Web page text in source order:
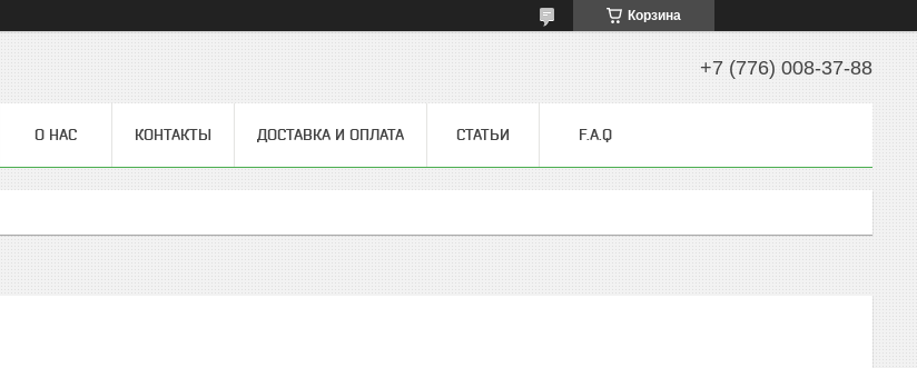
Корзина
+7 (776) 008-37-88
О НАС КОНТАКТЫ ДОСТАВКА И ОПЛАТА СТАТЬИ F.A.Q